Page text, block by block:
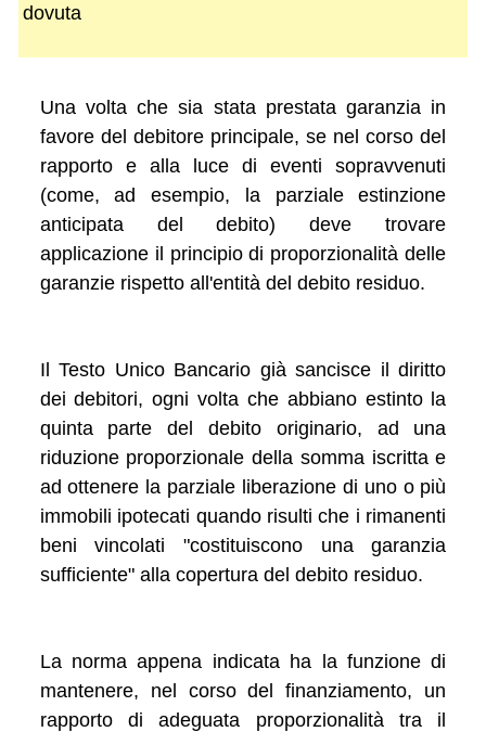
dovuta
Una volta che sia stata prestata garanzia in
favore del debitore principale, se nel corso del
rapporto e alla luce di eventi sopravvenuti
(come, ad esempio, la parziale estinzione
anticipata del debito) deve trovare
applicazione il principio di proporzionalità delle
garanzie rispetto all'entità del debito residuo.
Il Testo Unico Bancario già sancisce il diritto
dei debitori, ogni volta che abbiano estinto la
quinta parte del debito originario, ad una
riduzione proporzionale della somma iscritta e
ad ottenere la parziale liberazione di uno o più
immobili ipotecati quando risulti che i rimanenti
beni vincolati "costituiscono una garanzia
sufficiente" alla copertura del debito residuo.
La norma appena indicata ha la funzione di
mantenere, nel corso del finanziamento, un
rapporto di adeguata proporzionalità tra il